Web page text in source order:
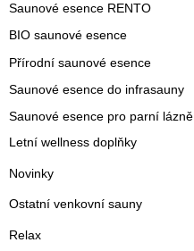
Saunové esence RENTO
BIO saunové esence
Přírodní saunové esence
Saunové esence do infrasauny
Saunové esence pro parní lázně
Letní wellness doplňky
Novinky
Ostatní venkovní sauny
Relax